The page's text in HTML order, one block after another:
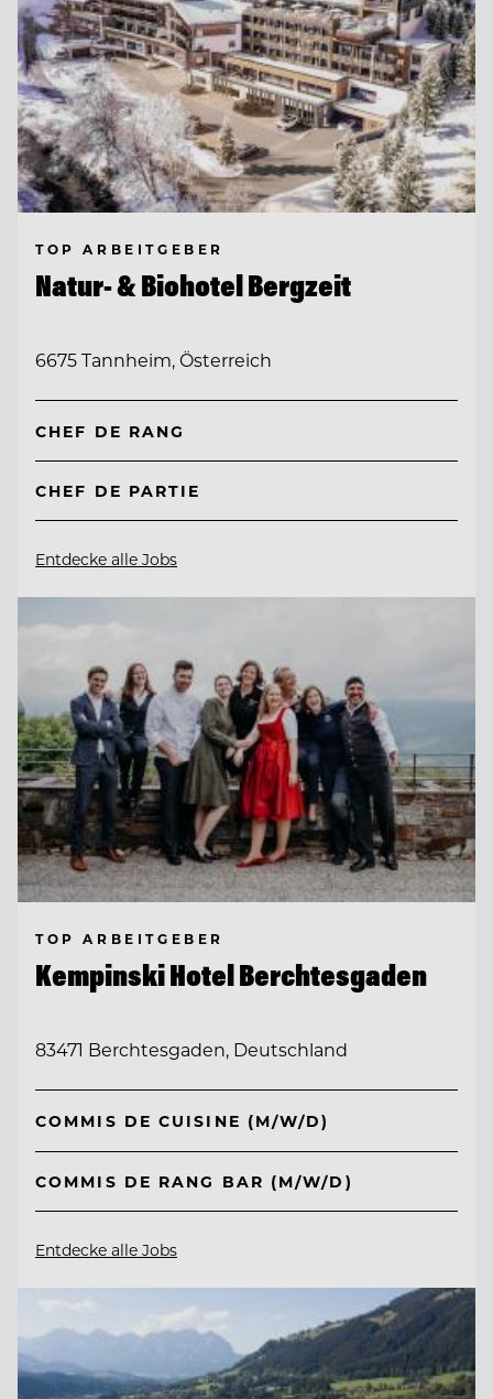
TOP ARBEITGEBER
Natur- & Biohotel Bergzeit
6675 Tannheim, Österreich
CHEF DE RANG
CHEF DE PARTIE
Entdecke alle Jobs
TOP ARBEITGEBER
Kempinski Hotel Berchtesgaden
83471 Berchtesgaden, Deutschland
COMMIS DE CUISINE (M/W/D)
COMMIS DE RANG BAR (M/W/D)
Entdecke alle Jobs